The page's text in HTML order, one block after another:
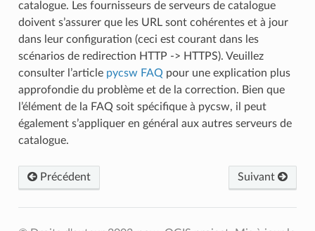
catalogue. Les fournisseurs de serveurs de catalogue
doivent s’assurer que les URL sont cohérentes et à jour
dans leur configuration (ceci est courant dans les
scénarios de redirection HTTP -> HTTPS). Veuillez
consulter l’article pycsw FAQ pour une explication plus
approfondie du problème et de la correction. Bien que
l’élément de la FAQ soit spécifique à pycsw, il peut
également s’appliquer en général aux autres serveurs de
catalogue.
Précédent Suivant